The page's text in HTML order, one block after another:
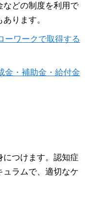
などの制度を利用で
ります。
ーワークで取得する
金・補助金・給付金
につけます。認知症
ラムで、適切なケ